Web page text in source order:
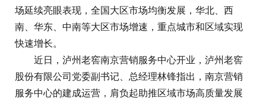
场延续亮眼表现，全国大区市场均衡发展，华北、西
南、华东、中南等大区市场增速，重点城市和区域实现
快速增长。
近日，泸州老窖南京营销服务中心开业，泸州老窖
股份有限公司党委副书记、总经理林锋指出，南京营销
服务中心的建成运营，肩负起助推区域市场高质量发展